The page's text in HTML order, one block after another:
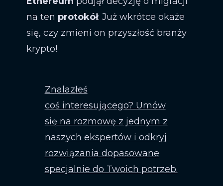
na ten protokół. Już wkrótce okaże
się, czy zmieni on przyszłość branży
krypto!
Znalazłeś
coś interesującego? Umów
się na rozmowę z jednym z
naszych ekspertów i odkryj
rozwiązania dopasowane
specjalnie do Twoich potrzeb.